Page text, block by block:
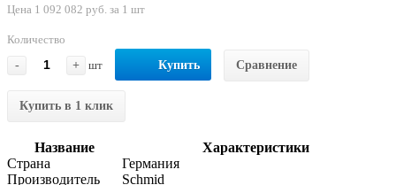
Цена 1 092 082 руб. за 1 шт
Количество
-
+ шт Купить Сравнение
Купить в 1 клик
Название
Характеристики
Страна
Германия
Производитель
Schmid